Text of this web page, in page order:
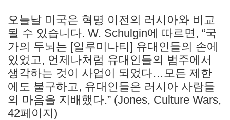
오늘날 미국은 혁명 이전의 러시아와 비교
될 수 있습니다. W. Schulgin에 따르면, “국
가의 두뇌는 [일루미나티] 유대인들의 손에
있었고, 언제나처럼 유대인들의 범주에서
생각하는 것이 사업이 되었다…모든 제한
에도 불구하고, 유대인들은 러시아 사람들
의 마음을 지배했다.” (Jones, Culture Wars,
42페이지)